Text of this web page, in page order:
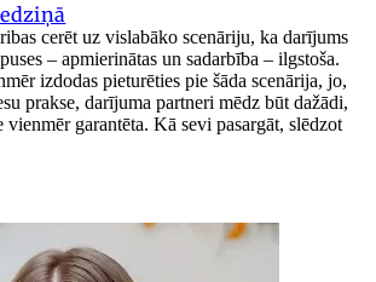
cerēt uz vislabāko scenāriju, ka darījums
– apmierinātas un sadarbība – ilgstoša.
izdodas pieturēties pie šāda scenārija, jo,
prakse, darījuma partneri mēdz būt dažādi,
garantēta. Kā sevi pasargāt, slēdzot